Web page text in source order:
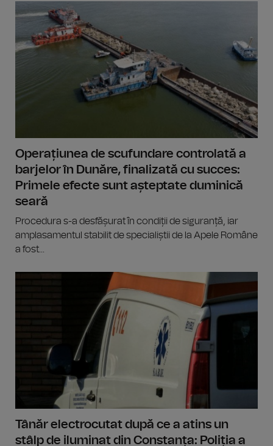
Operațiunea de scufundare controlată a
barjelor în Dunăre, finalizată cu succes:
Primele efecte sunt așteptate duminică
seară
Procedura s-a desfășurat în condiții de siguranță, iar
amplasamentul stabilit de specialiștii de la Apele Române
a fost...
Tânăr electrocutat după ce a atins un
stâlp de iluminat din Constanța: Poliția a